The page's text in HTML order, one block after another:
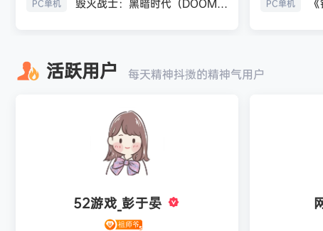
PC单机 毁灭战士：黑暗时代（DOOM: The Dark Ages）免安装中文版 PC单机
活跃用户 每天精神抖擞的精神气用户
52游戏_彭于晏